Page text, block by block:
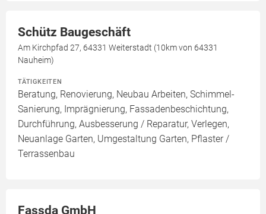
Schütz Baugeschäft
Am Kirchpfad 27, 64331 Weiterstadt (10km von 64331
Nauheim)
TÄTIGKEITEN
Beratung, Renovierung, Neubau Arbeiten, Schimmel-
Sanierung, Imprägnierung, Fassadenbeschichtung,
Durchführung, Ausbesserung / Reparatur, Verlegen,
Neuanlage Garten, Umgestaltung Garten, Pflaster /
Terrassenbau
Fassda GmbH